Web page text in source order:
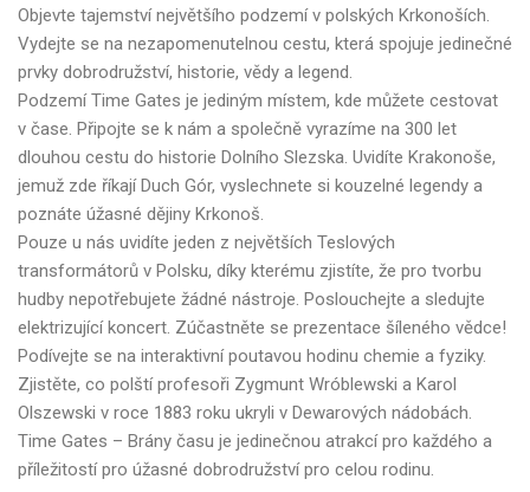
Objevte tajemství největšího podzemí v polských Krkonoších.
Vydejte se na nezapomenutelnou cestu, která spojuje jedinečné
prvky dobrodružství, historie, vědy a legend.
Podzemí Time Gates je jediným místem, kde můžete cestovat
v čase. Připojte se k nám a společně vyrazíme na 300 let
dlouhou cestu do historie Dolního Slezska. Uvidíte Krakonoše,
jemuž zde říkají Duch Gór, vyslechnete si kouzelné legendy a
poznáte úžasné dějiny Krkonoš.
Pouze u nás uvidíte jeden z největších Teslových
transformátorů v Polsku, díky kterému zjistíte, že pro tvorbu
hudby nepotřebujete žádné nástroje. Poslouchejte a sledujte
elektrizující koncert. Zúčastněte se prezentace šíleného vědce!
Podívejte se na interaktivní poutavou hodinu chemie a fyziky.
Zjistěte, co polští profesoři Zygmunt Wróblewski a Karol
Olszewski v roce 1883 roku ukryli v Dewarových nádobách.
Time Gates – Brány času je jedinečnou atrakcí pro každého a
příležitostí pro úžasné dobrodružství pro celou rodinu.